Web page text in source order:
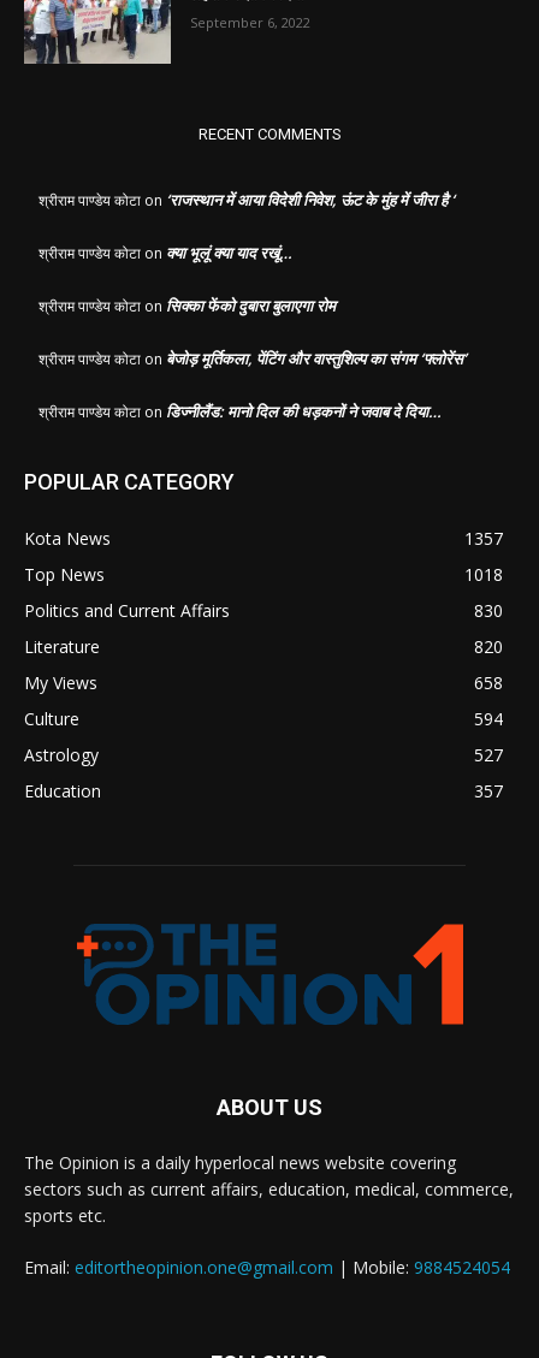
September 6, 2022
RECENT COMMENTS
श्रीराम पाण्डेय कोटा on ‘राजस्थान में आया विदेशी निवेश, ऊंट के मुंह में जीरा है ‘
श्रीराम पाण्डेय कोटा on क्या भूलूं क्या याद रखूं…
श्रीराम पाण्डेय कोटा on सिक्का फेंको दुबारा बुलाएगा रोम
श्रीराम पाण्डेय कोटा on बेजोड़ मूर्तिकला, पेंटिंग और वास्तुशिल्प का संगम ‘फ्लोरेंस’
श्रीराम पाण्डेय कोटा on डिज्नीलैंड: मानो दिल की धड़कनों ने जवाब दे दिया…
POPULAR CATEGORY
Kota News
1357
Top News
1018
Politics and Current Affairs
830
Literature
820
My Views
658
Culture
594
Astrology
527
Education
357
ABOUT US
The Opinion is a daily hyperlocal news website covering
sectors such as current affairs, education, medical, commerce,
sports etc.
Email: editortheopinion.one@gmail.com | Mobile: 9884524054